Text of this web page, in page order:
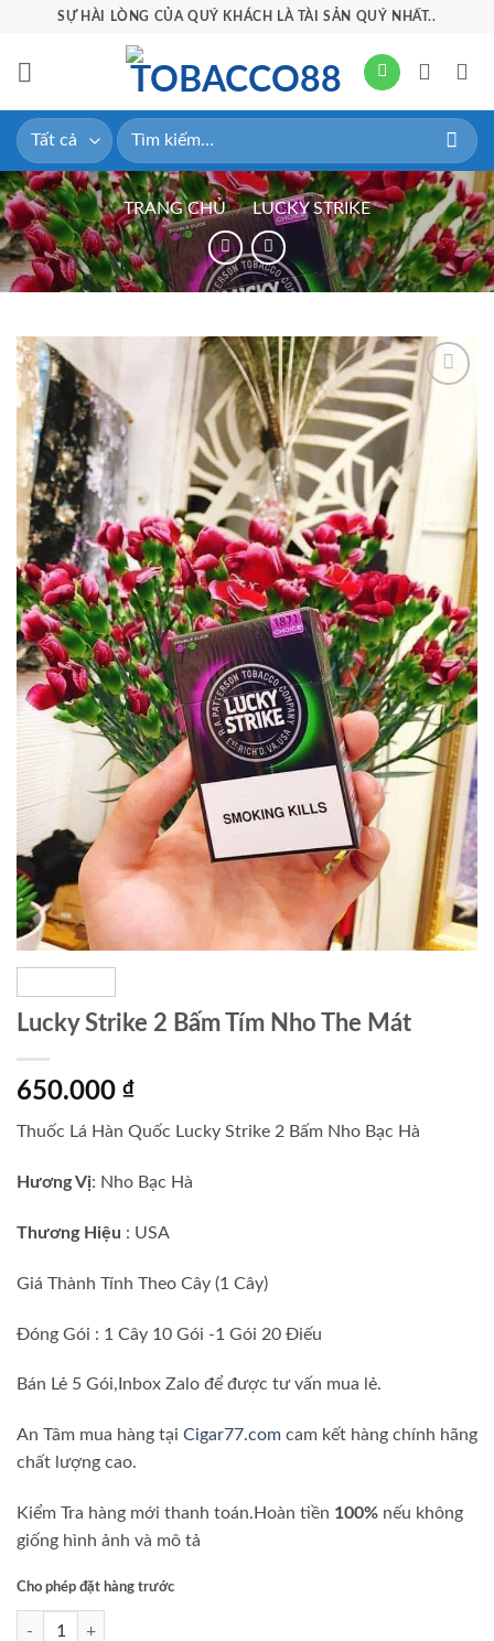
nội
SỰ HÀI LÒNG CỦA QUÝ KHÁCH LÀ TÀI SẢN QUÝ NHẤT..
Tìm
kiếm:
TRANG CHỦ / LUCKY STRIKE
Add to
wishlist
Lucky Strike 2 Bấm Tím Nho The Mát
650.000 ₫
Thuốc Lá Hàn Quốc Lucky Strike 2 Bấm Nho Bạc Hà
Hương Vị: Nho Bạc Hà
Thương Hiệu : USA
Giá Thành Tính Theo Cây (1 Cây)
Đóng Gói : 1 Cây 10 Gói -1 Gói 20 Điếu
Bán Lẻ 5 Gói,Inbox Zalo để được tư vấn mua lẻ.
An Tâm mua hàng tại Cigar77.com cam kết hàng chính hãng
chất lượng cao.
Kiểm Tra hàng mới thanh toán.Hoàn tiền 100% nếu không
giống hình ảnh và mô tả
Cho phép đặt hàng trước
Lucky Strike 2 Bấm Tím Nho The Mát số lượng